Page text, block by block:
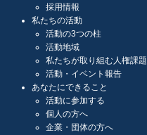
採用情報
私たちの活動
活動の3つの柱
活動地域
私たちが取り組む人権課題
活動・イベント報告
あなたにできること
活動に参加する
個人の方へ
企業・団体の方へ